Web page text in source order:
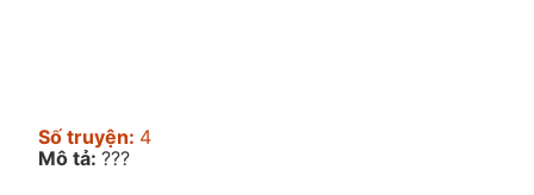
Số truyện: 4
Mô tả: ???